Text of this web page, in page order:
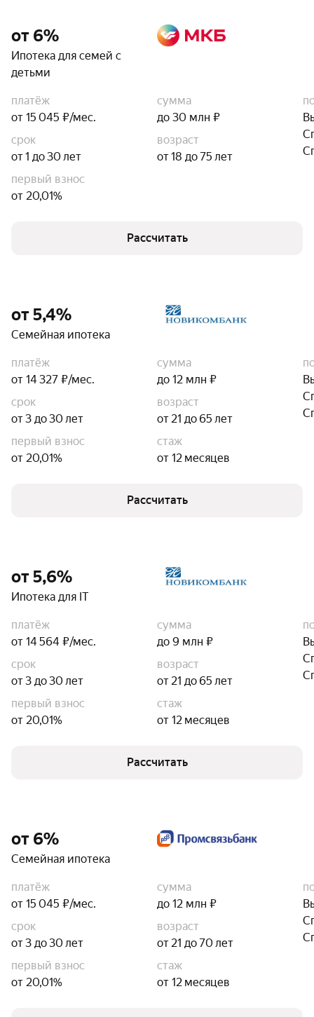
от 6%
Ипотека для семей с
детьми
платёж
от 15 045 ₽/мес.
сумма
до 30 млн ₽
срок
от 1 до 30 лет
возраст
от 18 до 75 лет
первый взнос
от 20,01%
Рассчитать
от 5,4%
Семейная ипотека
платёж
от 14 327 ₽/мес.
сумма
до 12 млн ₽
срок
от 3 до 30 лет
возраст
от 21 до 65 лет
первый взнос
от 20,01%
стаж
от 12 месяцев
Рассчитать
от 5,6%
Ипотека для IT
платёж
от 14 564 ₽/мес.
сумма
до 9 млн ₽
срок
от 3 до 30 лет
возраст
от 21 до 65 лет
первый взнос
от 20,01%
стаж
от 12 месяцев
Рассчитать
от 6%
Семейная ипотека
платёж
от 15 045 ₽/мес.
сумма
до 12 млн ₽
срок
от 3 до 30 лет
возраст
от 21 до 70 лет
первый взнос
от 20,01%
стаж
от 12 месяцев